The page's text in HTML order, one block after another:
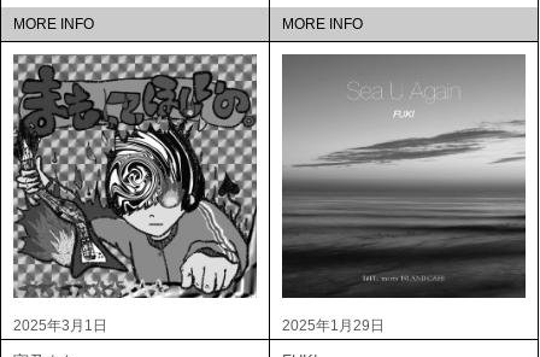
MORE INFO MORE INFO
2025年3月1日 2025年1月29日